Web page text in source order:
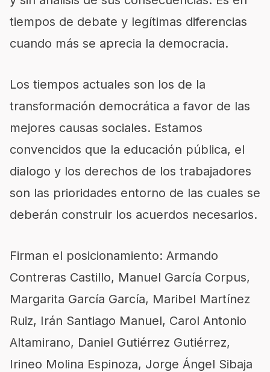
tiempos de debate y legítimas diferencias
cuando más se aprecia la democracia.
Los tiempos actuales son los de la
transformación democrática a favor de las
mejores causas sociales. Estamos
convencidos que la educación pública, el
dialogo y los derechos de los trabajadores
son las prioridades entorno de las cuales se
deberán construir los acuerdos necesarios.
Firman el posicionamiento: Armando
Contreras Castillo, Manuel García Corpus,
Margarita García García, Maribel Martínez
Ruiz, Irán Santiago Manuel, Carol Antonio
Altamirano, Daniel Gutiérrez Gutiérrez,
Irineo Molina Espinoza, Jorge Ángel Sibaja